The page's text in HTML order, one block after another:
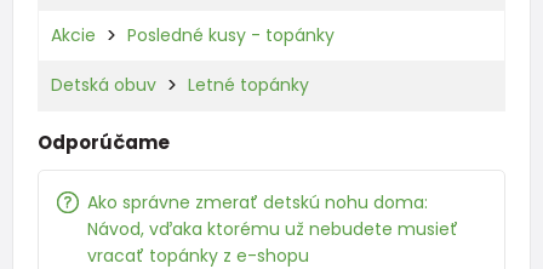
Akcie Posledné kusy - topánky
Detská obuv Letné topánky
Odporúčame
Ako správne zmerať detskú nohu doma:
Návod, vďaka ktorému už nebudete musieť
vracať topánky z e-shopu